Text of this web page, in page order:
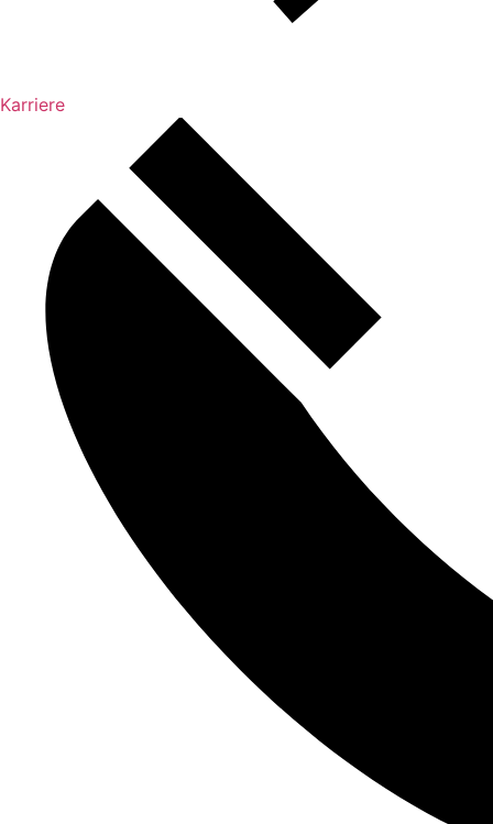
Karriere